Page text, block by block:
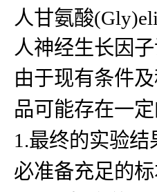
人甘氨酸
人神经生长因
由于现有条件
品可能存在一
1.最终的实验
必准备充足的标